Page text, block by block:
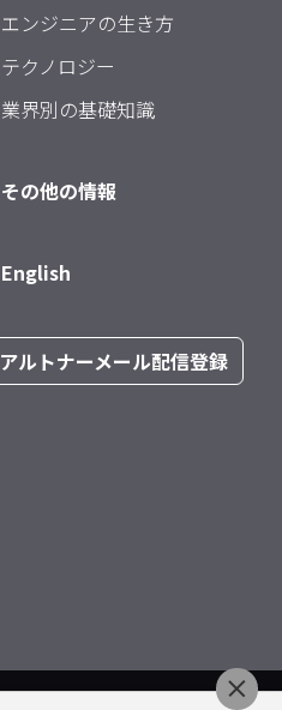
エンジニアの生き方
テクノロジー
業界別の基礎知識
その他の情報
English
アルトナーメール配信登録